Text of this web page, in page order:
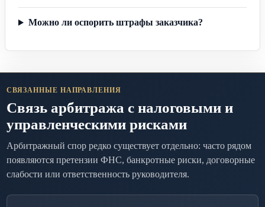
Можно ли оспорить штрафы заказчика?
СВЯЗАННЫЕ НАПРАВЛЕНИЯ
Связь арбитража с налоговыми и
управленческими рисками
Арбитражный спор редко существует отдельно: часто рядом
появляются претензии ФНС, банкротные риски, договорные
слабости или ответственность руководителя.